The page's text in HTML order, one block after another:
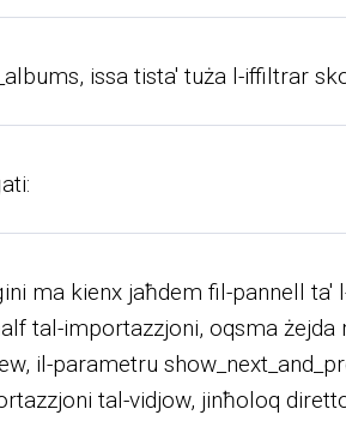
issa tista' tuża l-iffiltrar
ma kienx jaħdem fil-pannell
tal-importazzjoni, oqsma
il-parametru
tal-vidjow, jinħoloq